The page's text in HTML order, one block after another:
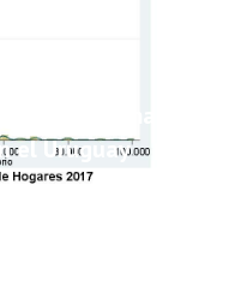
de las
del Sistema
el Uruguay